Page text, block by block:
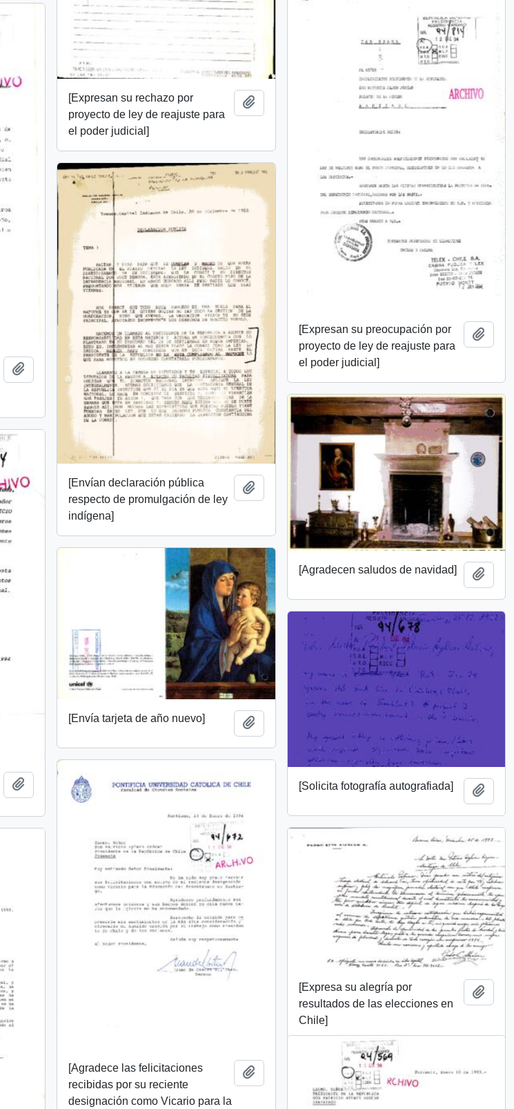
[Expresan su rechazo por
proyecto de ley de reajuste para
el poder judicial]
Añadir al portapapeles
[Expresan su preocupación por
proyecto de ley de reajuste para
el poder judicial]
Añadir al portapapeles
[Envían declaración pública
respecto de promulgación de ley
indígena]
Añadir al portapapeles
[Agradecen saludos de navidad]
Añadir al portapapeles
[Envía tarjeta de año nuevo] Añadir al portapapeles
[Solicita fotografía autografiada]
[Agradece las felicitaciones
recibidas por su reciente
designación como Vicario para la
Añadir al portapapeles
[Expresa su alegría por
resultados de las elecciones en
Chile]